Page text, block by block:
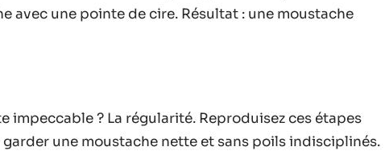
avec une pointe de cire. Résultat : une moustache
impeccable ? La régularité. Reproduisez ces étapes
une moustache nette et sans poils indisciplinés.